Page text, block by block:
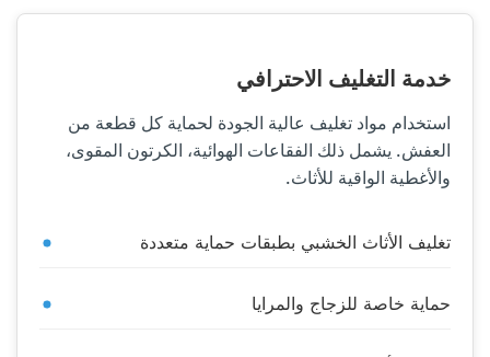
خدمة التغليف الاحترافي
استخدام مواد تغليف عالية الجودة لحماية كل قطعة من
العفش. يشمل ذلك الفقاعات الهوائية، الكرتون المقوى،
والأغطية الواقية للأثاث.
تغليف الأثاث الخشبي بطبقات حماية متعددة
حماية خاصة للزجاج والمرايا